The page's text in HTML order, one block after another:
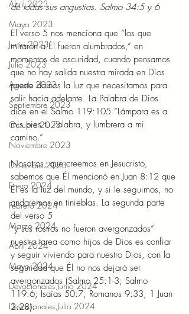
Abril 2023
Mayo 2023
Junio 2023
Julio 2023
Agosto 2023
Septiembre 2023
Octubre 2023
Noviembre 2023
Diciembre 2023
Enero 2024
Febrero 2024
Marzo 2024
Abril 2024
Mayo 2024
Devocionales Junio 2024
Devocionales Julio 2024
de todas sus angustias. Salmo 34:5 y 6
El verso 5 nos menciona que “los que
miraron a Él fueron alumbrados,” en
momentos de oscuridad, cuando pensamos
que no hay salida nuestra mirada en Dios
puede darnos la luz que necesitamos para
salir hacia adelante. La Palabra de Dios
dice en el Salmo 119:105 “Lámpara es a
mis pies tu Palabra, y lumbrera a mi
camino.”
Nosotros, que creemos en Jesucristo,
sabemos que Él mencionó en Juan 8:12 que
Él es la luz del mundo, y si le seguimos, no
andaremos en tinieblas. La segunda parte
del verso 5
“y sus rostros no fueron avergonzados”
nuestra tarea como hijos de Dios es confiar
y seguir viviendo para nuestro Dios, con la
seguridad que Él no nos dejará ser
avergonzados (Salmo 25:1-3; Salmo
119:6; Isaías 50:7; Romanos 9:33; 1 Juan
2:28).